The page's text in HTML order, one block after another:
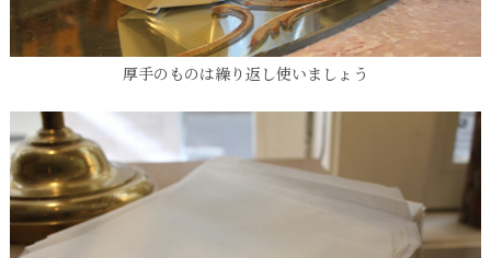
厚手のものは繰り返し使いましょう